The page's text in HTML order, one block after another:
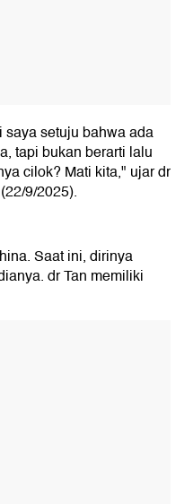
saya setuju bahwa ada
tapi bukan berarti lalu
cilok? Mati kita," ujar dr
9/2025).
Saat ini, dirinya
dr Tan memiliki